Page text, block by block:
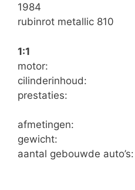
1984
rubinrot metallic 810
1:1
motor:
cilinderinhoud:
prestaties:
afmetingen:
gewicht:
aantal gebouwde auto’s: